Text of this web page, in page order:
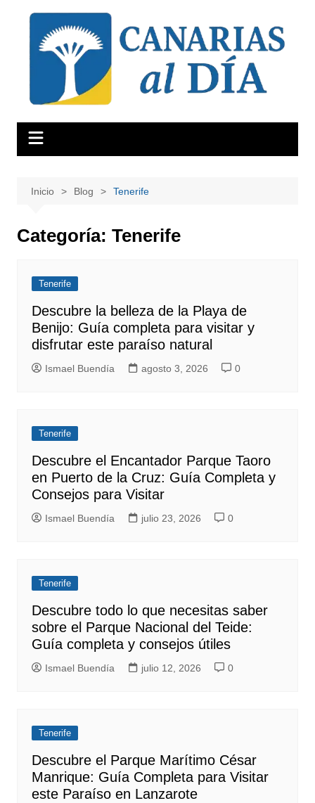
contenido
Inicio Blog Tenerife
Categoría: Tenerife
Tenerife
Descubre la belleza de la Playa de
Benijo: Guía completa para visitar y
disfrutar este paraíso natural
Ismael Buendía agosto 3, 2026 0
Tenerife
Descubre el Encantador Parque Taoro
en Puerto de la Cruz: Guía Completa y
Consejos para Visitar
Ismael Buendía julio 23, 2026 0
Tenerife
Descubre todo lo que necesitas saber
sobre el Parque Nacional del Teide:
Guía completa y consejos útiles
Ismael Buendía julio 12, 2026 0
Tenerife
Descubre el Parque Marítimo César
Manrique: Guía Completa para Visitar
este Paraíso en Lanzarote